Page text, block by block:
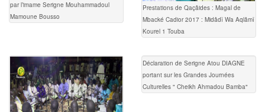
par l’imame Serigne Mouhammadoul
Mamoune Bousso
Prestations de Qaçâides : Magal de
Mbacké Cadior 2017 : Midâdî Wa Aqlâmî
Kourel 1 Touba
Déclaration de Serigne Atou DIAGNE
portant sur les Grandes Journées
Culturelles " Cheikh Ahmadou Bamba"